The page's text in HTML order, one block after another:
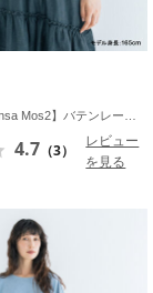
4.7 （3）
レビュー
を見る